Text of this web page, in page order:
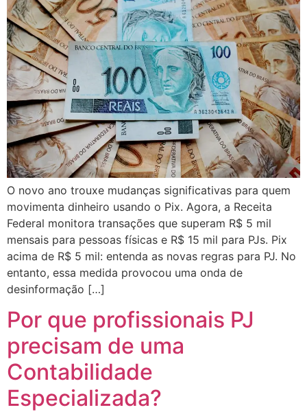
O novo ano trouxe mudanças significativas para quem
movimenta dinheiro usando o Pix. Agora, a Receita
Federal monitora transações que superam R$ 5 mil
mensais para pessoas físicas e R$ 15 mil para PJs. Pix
acima de R$ 5 mil: entenda as novas regras para PJ. No
entanto, essa medida provocou uma onda de
desinformação […]
Por que profissionais PJ
precisam de uma
Contabilidade
Especializada?